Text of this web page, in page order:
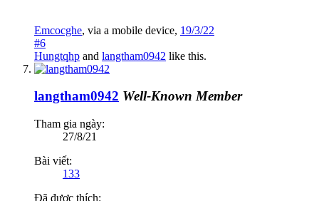
Emcocghe, via a mobile device, 19/3/22
#6
Hungtqhp and langtham0942 like this.
langtham0942 Well-Known Member
Tham gia ngày:
27/8/21
Bài viết:
133
Đã được thích: